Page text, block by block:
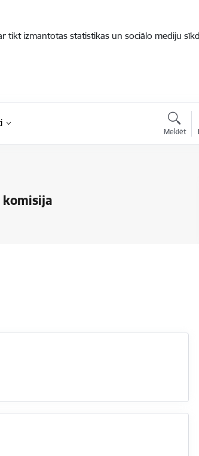
tikt izmantotas statistikas un sociālo mediju
Meklēt